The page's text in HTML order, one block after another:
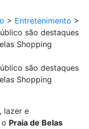
> Entretenimento >
são destaques
Shopping
são destaques
Shopping
lazer e
Praia de Belas